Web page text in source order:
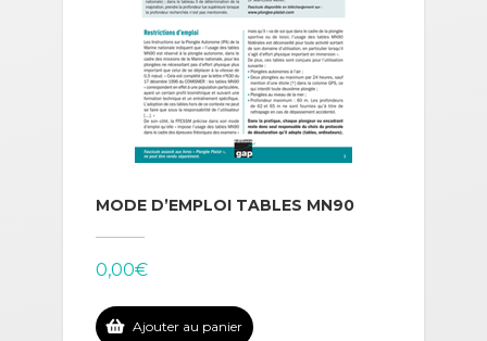
MODE D’EMPLOI TABLES MN90
0,00€
Ajouter au panier